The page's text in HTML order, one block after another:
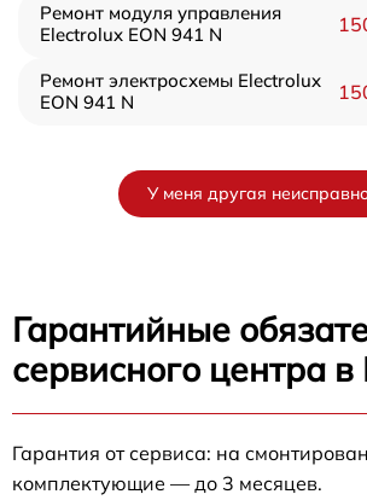
Ремонт модуля управления
Electrolux EON 941 N
Ремонт электросхемы Electrolux
EON 941 N
У меня другая
Гарантийные
сервисного центра
Гарантия от сервиса: на
комплектующие — до 3 месяцев.